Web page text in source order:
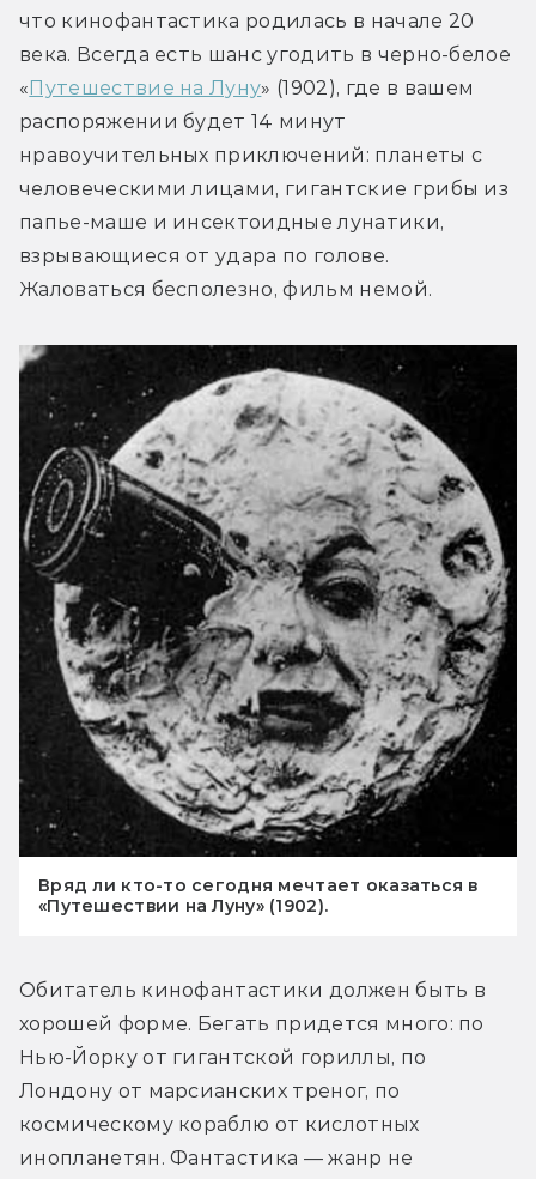
что кинофантастика родилась в начале 20
века. Всегда есть шанс угодить в черно-белое
«Путешествие на Луну» (1902), где в вашем
распоряжении будет 14 минут
нравоучительных приключений: планеты с
человеческими лицами, гигантские грибы из
папье-маше и инсектоидные лунатики,
взрывающиеся от удара по голове.
Жаловаться бесполезно, фильм немой.
Вряд ли кто-то сегодня мечтает оказаться в
«Путешествии на Луну» (1902).
Обитатель кинофантастики должен быть в
хорошей форме. Бегать придется много: по
Нью-Йорку от гигантской гориллы, по
Лондону от марсианских треног, по
космическому кораблю от кислотных
инопланетян. Фантастика — жанр не